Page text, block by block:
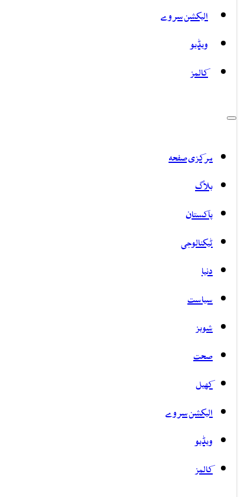
الیکشن سروے
ویڈیو
کالمز
مرکزی صفحہ
بلاگ
پاکستان
ٹیکنالوجی
دنیا
سیاست
شوبز
صحت
کھیل
الیکشن سروے
ویڈیو
کالمز